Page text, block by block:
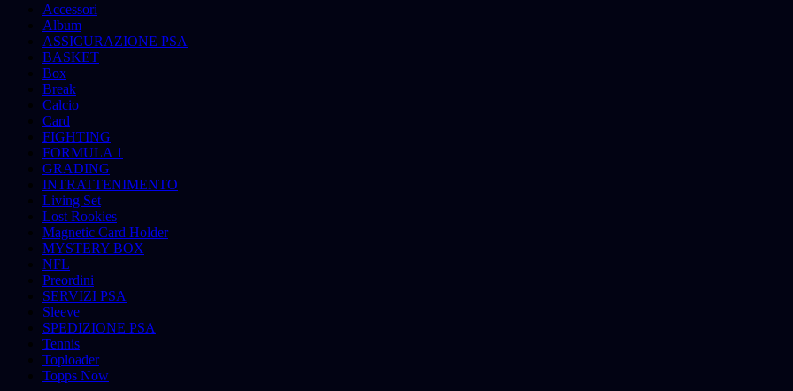
Accessori
Album
ASSICURAZIONE PSA
BASKET
Box
Break
Calcio
Card
FIGHTING
FORMULA 1
GRADING
INTRATTENIMENTO
Living Set
Lost Rookies
Magnetic Card Holder
MYSTERY BOX
NFL
Preordini
SERVIZI PSA
Sleeve
SPEDIZIONE PSA
Tennis
Toploader
Topps Now